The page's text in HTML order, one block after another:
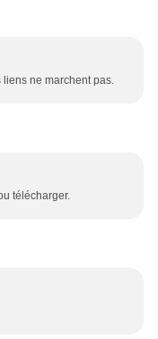
liens ne marchent pas.
télécharger.